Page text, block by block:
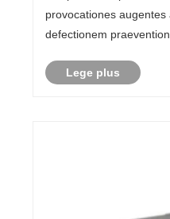
provocationes augentes
defectionem
Accedens - brevis ad
Lege plus